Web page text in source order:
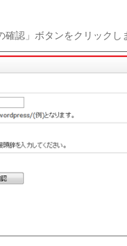
確認」ボタンをクリックし